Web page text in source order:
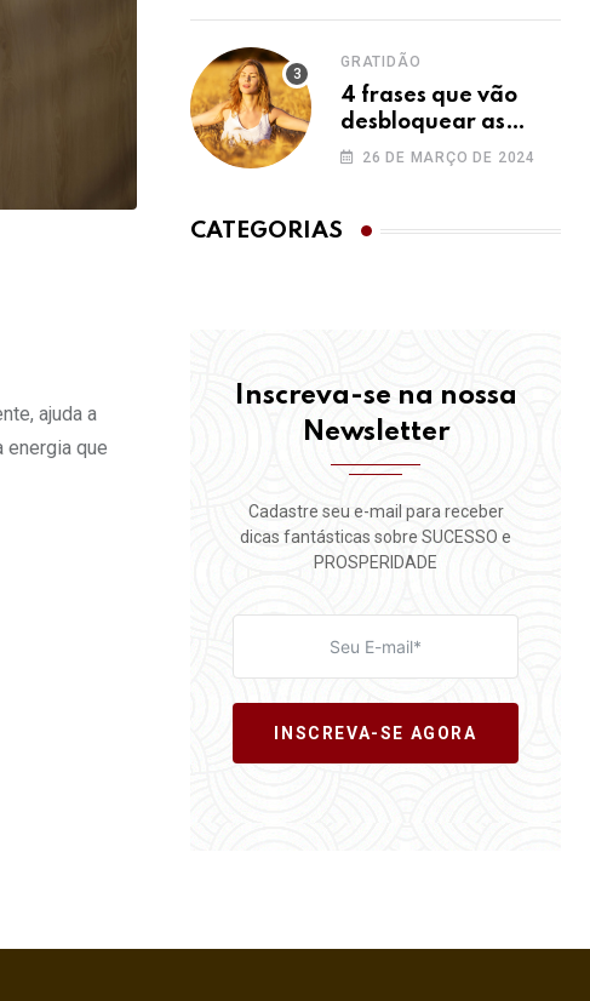
ajuda a
energia que
GRATIDÃO
4 frases que vão
desbloquear as
bênçãos na sua vida
26 DE MARÇO DE 2024
CATEGORIAS
Inscreva-se na nossa
Newsletter
Cadastre seu e-mail para receber
dicas fantásticas sobre SUCESSO e
PROSPERIDADE
INSCREVA-SE AGORA